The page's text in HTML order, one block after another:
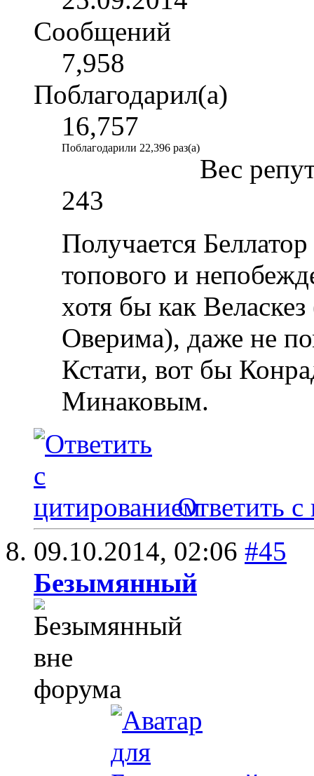
Сообщений
7,958
Поблагодарил(а)
16,757
Поблагодарили 22,396 раз(а)
Вес
243
Получается
топового и
хотя бы как
Оверима), даже не
Кстати, вот бы
Минаковым.
Ответить с
09.10.2014, 02:06 #45
Безымянный